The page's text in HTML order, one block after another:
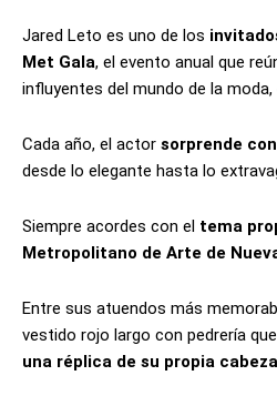
Jared Leto es uno de los
Met Gala, el evento anual que
influyentes del mundo de la
Cada año, el actor sorprende
desde lo elegante hasta lo
Siempre acordes con el tema
Metropolitano de Arte de
Entre sus atuendos más
vestido rojo largo con pedrería
una réplica de su propia cabeza